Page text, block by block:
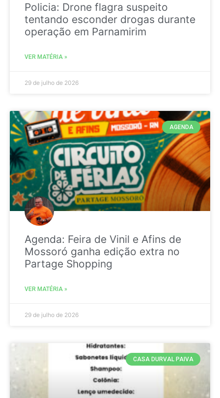
Policia: Drone flagra suspeito
tentando esconder drogas durante
operação em Parnamirim
VER MATÉRIA »
29 de julho de 2026
AGENDA
Agenda: Feira de Vinil e Afins de
Mossoró ganha edição extra no
Partage Shopping
VER MATÉRIA »
29 de julho de 2026
CASA DURVAL PAIVA